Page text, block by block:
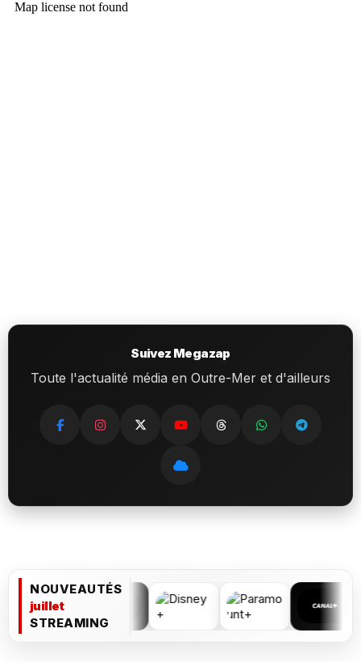
Suivez Megazap
Toute l'actualité média en Outre-Mer et d'ailleurs
NOUVEAUTÉS
juillet
STREAMING